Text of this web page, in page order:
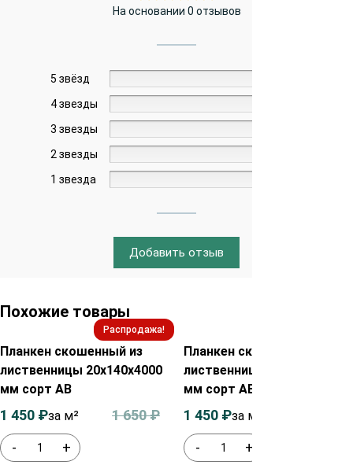
На основании 0 отзывов
5 звёзд
4 звезды
3 звезды
2 звезды
1 звезда
Добавить отзыв
Похожие товары
Распродажа!
Планкен скошенный из
лиственницы 20х140х4000
мм сорт АВ
- +
1 650₽
1 450 ₽за м²
Планкен скошенный из
лиственницы 20х90х2500
мм сорт АВ
- +
1 450 ₽за м²